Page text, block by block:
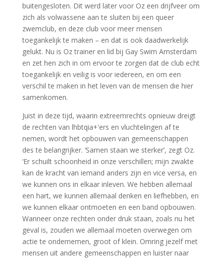
buitengesloten. Dit werd later voor Oz een drijfveer om
zich als volwassene aan te sluiten bij een queer
zwemclub, en deze club voor meer mensen
toegankelijk te maken – en dat is ook daadwerkelijk
gelukt. Nu is Oz trainer en lid bij Gay Swim Amsterdam
en zet hen zich in om ervoor te zorgen dat de club echt
toegankelijk en veilig is voor iedereen, en om een
verschil te maken in het leven van de mensen die hier
samenkomen.
Juist in deze tijd, waarin extreemrechts opnieuw dreigt
de rechten van lhbtqia+'ers en vluchtelingen af te
nemen, wordt het opbouwen van gemeenschappen
des te belangrijker. ‘Samen staan we sterker’, zegt Oz.
‘Er schuilt schoonheid in onze verschillen; mijn zwakte
kan de kracht van iemand anders zijn en vice versa, en
we kunnen ons in elkaar inleven. We hebben allemaal
een hart, we kunnen allemaal denken en liefhebben, en
we kunnen elkaar ontmoeten en een band opbouwen.
Wanneer onze rechten onder druk staan, zoals nu het
geval is, zouden we allemaal moeten overwegen om
actie te ondernemen, groot of klein. Omring jezelf met
mensen uit andere gemeenschappen en luister naar